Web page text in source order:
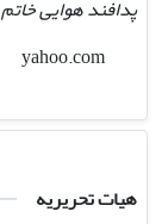
پدافند هوایی
yahoo.com
هیات تحریریه